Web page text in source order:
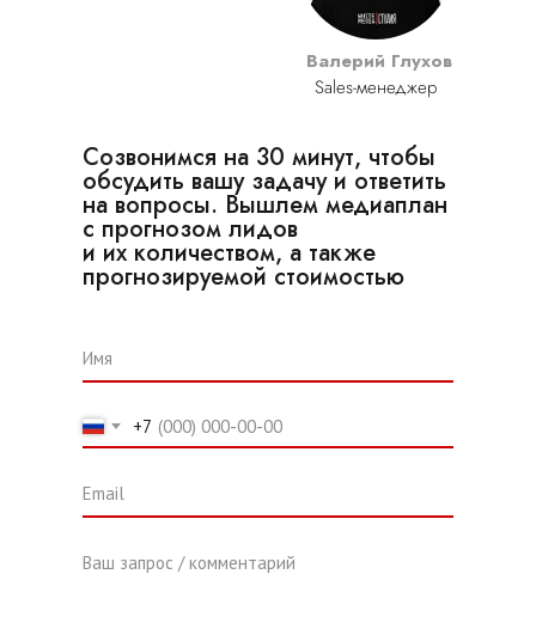
Валерий Глухов
Sales-менеджер
Созвонимся на 30 минут, чтобы
обсудить вашу задачу и ответить
на вопросы. Вышлем медиаплан
с прогнозом лидов
и их количеством, а также
прогнозируемой стоимостью
Имя
+7
Email
Ваш запрос / комментарий